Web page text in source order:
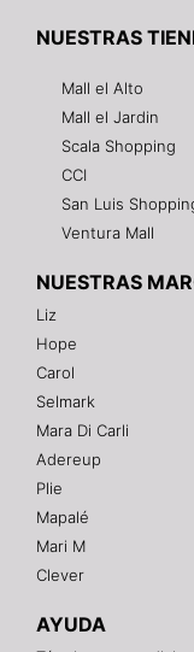
NUESTRAS
Mall el Alto
Mall el Jardin
Scala Shopping
CCI
San Luis
Ventura Mall
NUESTRAS
Liz
Hope
Carol
Selmark
Mara Di Carli
Adereup
Plie
Mapalé
Mari M
Clever
AYUDA
¡Hola! 👋
Gracias por
personalmente
pagos.
Recuerda: 10%
Contáctanos por